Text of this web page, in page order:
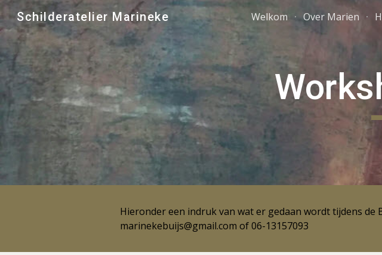
Skip to main content
Schilderatelier Marineke Welkom Over Marien
Hieronder een indruk van wat er gedaan wordt tijdens de
marinekebuijs@gmail.com of 06-13157093